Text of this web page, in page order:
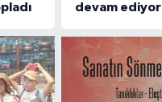
devam ediyor